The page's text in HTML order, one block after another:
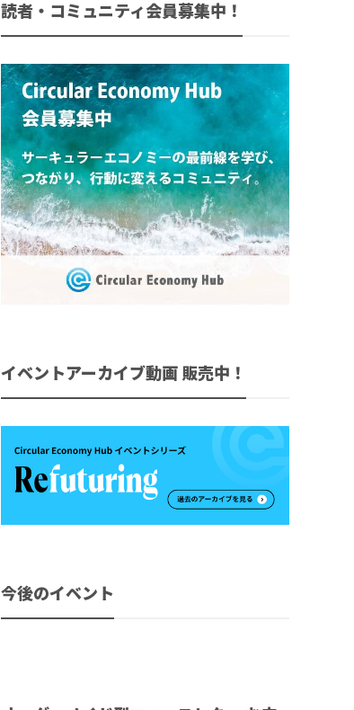
読者・コミュニティ会員募集中！
イベントアーカイブ動画 販売中！
今後のイベント